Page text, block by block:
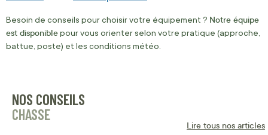
Besoin de conseils pour choisir votre équipement ? Notre équipe
est disponiblepour vous orienter selon votre pratique (approche,
battue, poste) et les conditions météo.
NOS CONSEILS
CHASSE
Lire tous nos articles